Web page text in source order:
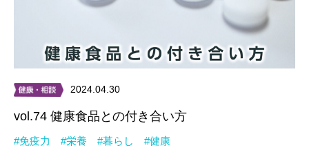
2024.04.30
vol.74 健康食品との付き合い方
#免疫力 #栄養 #暮らし #健康